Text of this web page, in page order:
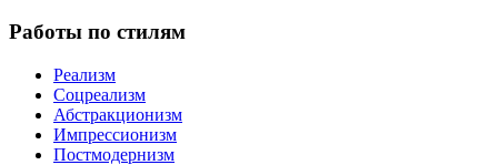
Работы по стилям
Реализм
Соцреализм
Абстракционизм
Импрессионизм
Постмодернизм